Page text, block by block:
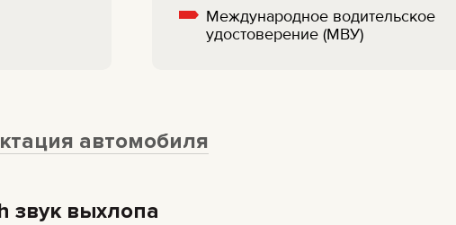
Международное водительское
удостоверение (МВУ)
автомобиля
звук выхлопа